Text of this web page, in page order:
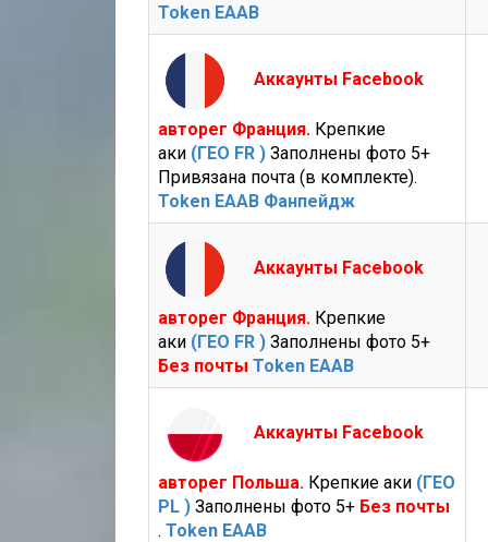
Token EAAB
Аккаунты Facebook
авторег Франция. Крепкие
аки (ГЕО FR ) Заполнены фото 5+
Привязана почта (в комплекте).
Token EAAB Фанпейдж
Аккаунты Facebook
авторег Франция. Крепкие
аки (ГЕО FR ) Заполнены фото 5+
Без почты Token EAAB
Аккаунты Facebook
авторег Польша. Крепкие аки (ГЕО
PL ) Заполнены фото 5+ Без почты
. Token EAAB